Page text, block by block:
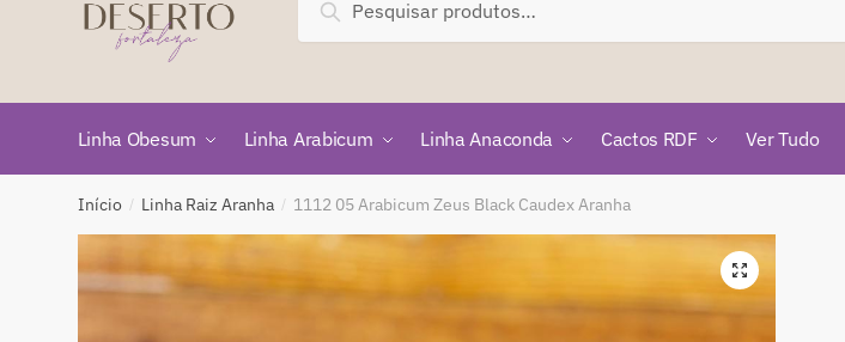
por:
Pesquisar
Linha Obesum Linha Arabicum Linha Anaconda Cactos RDF Ver Tudo
Início / Linha Raiz Aranha / 1112 05 Arabicum Zeus Black Caudex Aranha
🔍